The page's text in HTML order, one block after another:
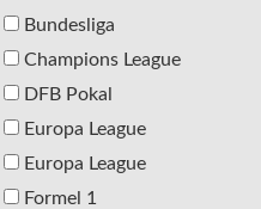
Bundesliga
Champions League
DFB Pokal
Europa League
Europa League
Formel 1